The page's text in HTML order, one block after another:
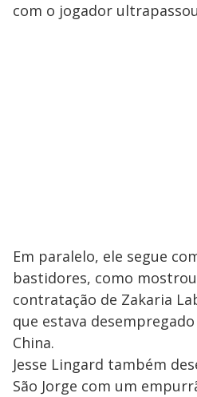
com o jogador
Em paralelo, ele segue
bastidores, como
contratação de Zakaria
que estava
China.
Jesse Lingard também
São Jorge com um